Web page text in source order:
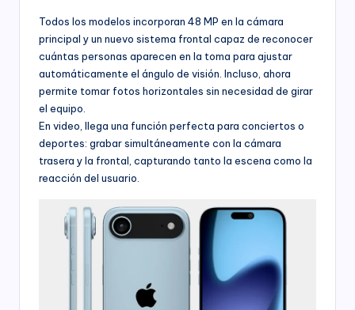
Todos los modelos incorporan 48 MP en la cámara
principal y un nuevo sistema frontal capaz de reconocer
cuántas personas aparecen en la toma para ajustar
automáticamente el ángulo de visión. Incluso, ahora
permite tomar fotos horizontales sin necesidad de girar
el equipo.
En video, llega una función perfecta para conciertos o
deportes: grabar simultáneamente con la cámara
trasera y la frontal, capturando tanto la escena como la
reacción del usuario.